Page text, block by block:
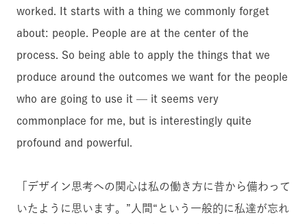
worked. It starts with a thing we commonly forget
about: people. People are at the center of the
process. So being able to apply the things that we
produce around the outcomes we want for the people
who are going to use it — it seems very
commonplace for me, but is interestingly quite
profound and powerful.
「デザイン思考への関心は私の働き方に昔から備わって
いたように思います。”人間“という一般的に私達が忘れ